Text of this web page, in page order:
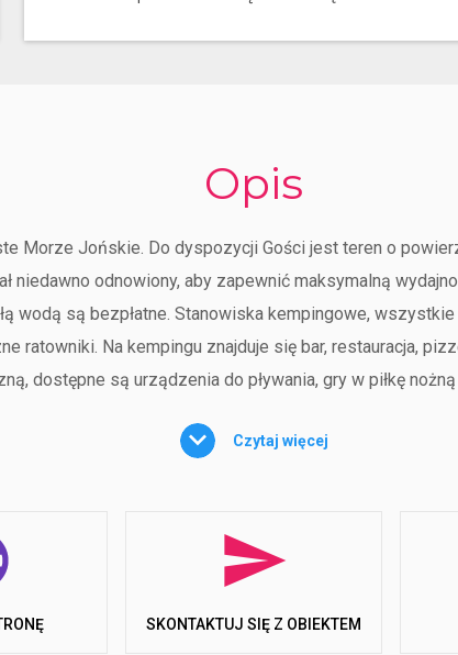
Opis
Morze Jońskie. Do dyspozycji Gości jest teren o
niedawno odnowiony, aby zapewnić maksymalną
wodą są bezpłatne. Stanowiska kempingowe,
ratowniki. Na kempingu znajduje się bar, restauracja,
dostępne są urządzenia do pływania, gry w piłkę
Czytaj więcej
SKONTAKTUJ SIĘ Z OBIEKTEM